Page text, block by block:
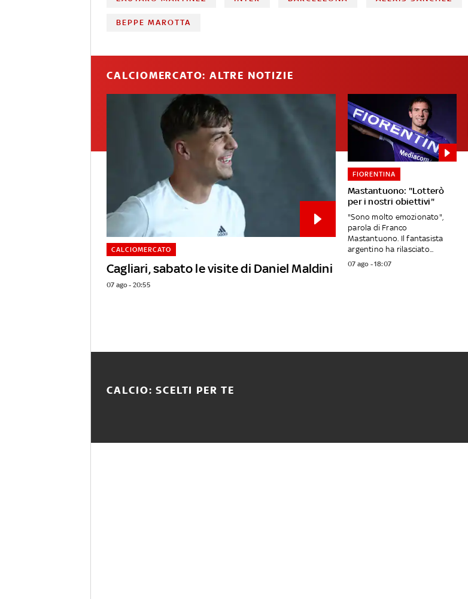
BEPPE MAROTTA
CALCIOMERCATO: ALTRE NOTIZIE
Cagliari, sabato le visite di Daniel Maldini
CALCIOMERCATO
07 ago - 20:55
Mastantuono: "Lotterò
per i nostri obiettivi"
FIORENTINA
"Sono molto emozionato",
parola di Franco
Mastantuono. Il fantasista
argentino ha rilasciato...
07 ago - 18:07
CALCIO: SCELTI PER TE